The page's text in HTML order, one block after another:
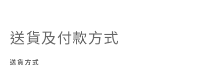
送貨及付款方式
送貨方式